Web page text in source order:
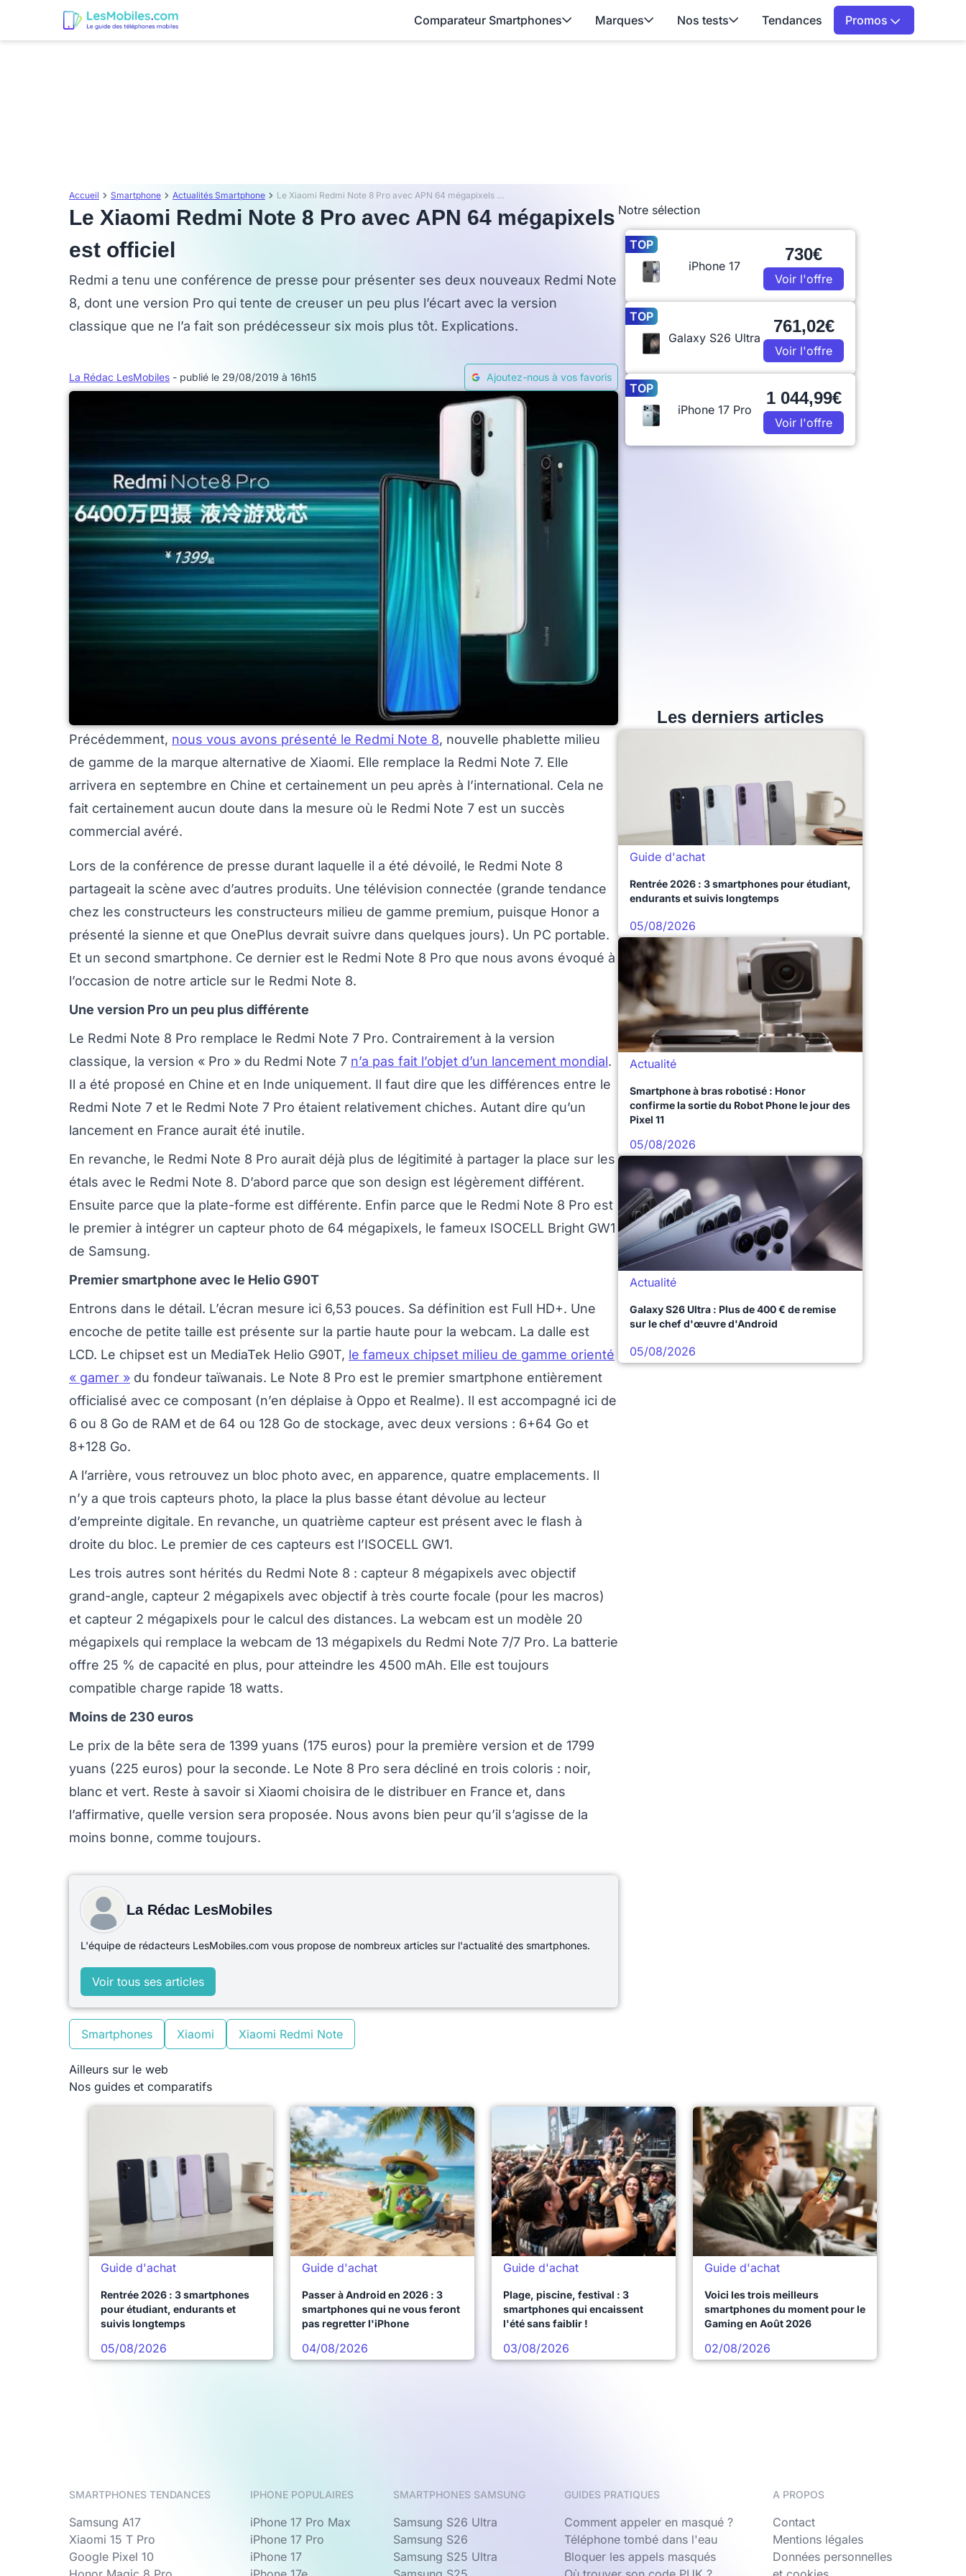
Comparateur Smartphones Marques Nos tests Tendances Promos
Accueil Smartphone Actualités Smartphone Le Xiaomi Redmi Note 8 Pro avec APN 64 mégapixels est officiel
Le Xiaomi Redmi Note 8 Pro avec APN 64 mégapixels
est officiel
Redmi a tenu une conférence de presse pour présenter ses deux nouveaux Redmi Note
8, dont une version Pro qui tente de creuser un peu plus l’écart avec la version
classique que ne l’a fait son prédécesseur six mois plus tôt. Explications.
La Rédac LesMobiles - publié le 29/08/2019 à 16h15 Ajoutez-nous à vos favoris
Précédemment, nous vous avons présenté le Redmi Note 8, nouvelle phablette milieu
de gamme de la marque alternative de Xiaomi. Elle remplace la Redmi Note 7. Elle
arrivera en septembre en Chine et certainement un peu après à l’international. Cela ne
fait certainement aucun doute dans la mesure où le Redmi Note 7 est un succès
commercial avéré.
Lors de la conférence de presse durant laquelle il a été dévoilé, le Redmi Note 8
partageait la scène avec d’autres produits. Une télévision connectée (grande tendance
chez les constructeurs les constructeurs milieu de gamme premium, puisque Honor a
présenté la sienne et que OnePlus devrait suivre dans quelques jours). Un PC portable.
Et un second smartphone. Ce dernier est le Redmi Note 8 Pro que nous avons évoqué à
l’occasion de notre article sur le Redmi Note 8.
Une version Pro un peu plus différente
Le Redmi Note 8 Pro remplace le Redmi Note 7 Pro. Contrairement à la version
classique, la version « Pro » du Redmi Note 7 n’a pas fait l’objet d’un lancement mondial.
Il a été proposé en Chine et en Inde uniquement. Il faut dire que les différences entre le
Redmi Note 7 et le Redmi Note 7 Pro étaient relativement chiches. Autant dire qu’un
lancement en France aurait été inutile.
En revanche, le Redmi Note 8 Pro aurait déjà plus de légitimité à partager la place sur les
étals avec le Redmi Note 8. D’abord parce que son design est légèrement différent.
Ensuite parce que la plate-forme est différente. Enfin parce que le Redmi Note 8 Pro est
le premier à intégrer un capteur photo de 64 mégapixels, le fameux ISOCELL Bright GW1
de Samsung.
Premier smartphone avec le Helio G90T
Entrons dans le détail. L’écran mesure ici 6,53 pouces. Sa définition est Full HD+. Une
encoche de petite taille est présente sur la partie haute pour la webcam. La dalle est
LCD. Le chipset est un MediaTek Helio G90T, le fameux chipset milieu de gamme orienté
« gamer » du fondeur taïwanais. Le Note 8 Pro est le premier smartphone entièrement
officialisé avec ce composant (n’en déplaise à Oppo et Realme). Il est accompagné ici de
6 ou 8 Go de RAM et de 64 ou 128 Go de stockage, avec deux versions : 6+64 Go et
8+128 Go.
A l’arrière, vous retrouvez un bloc photo avec, en apparence, quatre emplacements. Il
n’y a que trois capteurs photo, la place la plus basse étant dévolue au lecteur
d’empreinte digitale. En revanche, un quatrième capteur est présent avec le flash à
droite du bloc. Le premier de ces capteurs est l’ISOCELL GW1.
Les trois autres sont hérités du Redmi Note 8 : capteur 8 mégapixels avec objectif
grand-angle, capteur 2 mégapixels avec objectif à très courte focale (pour les macros)
et capteur 2 mégapixels pour le calcul des distances. La webcam est un modèle 20
mégapixels qui remplace la webcam de 13 mégapixels du Redmi Note 7/7 Pro. La batterie
offre 25 % de capacité en plus, pour atteindre les 4500 mAh. Elle est toujours
compatible charge rapide 18 watts.
Moins de 230 euros
Le prix de la bête sera de 1399 yuans (175 euros) pour la première version et de 1799
yuans (225 euros) pour la seconde. Le Note 8 Pro sera décliné en trois coloris : noir,
blanc et vert. Reste à savoir si Xiaomi choisira de le distribuer en France et, dans
l’affirmative, quelle version sera proposée. Nous avons bien peur qu’il s’agisse de la
moins bonne, comme toujours.
La Rédac LesMobiles
L'équipe de rédacteurs LesMobiles.com vous propose de nombreux articles sur l'actualité des smartphones.
Voir tous ses articles
Smartphones Xiaomi Xiaomi Redmi Note
Ailleurs sur le web
Notre sélection
TOP
iPhone 17
730€
Voir l'offre
TOP
Galaxy S26 Ultra
761,02€
Voir l'offre
TOP
iPhone 17 Pro
1 044,99€
Voir l'offre
Les derniers articles
Guide d'achat
Rentrée 2026 : 3 smartphones pour étudiant,
endurants et suivis longtemps
05/08/2026
Actualité
Smartphone à bras robotisé : Honor
confirme la sortie du Robot Phone le jour des
Pixel 11
05/08/2026
Actualité
Galaxy S26 Ultra : Plus de 400 € de remise
sur le chef d'œuvre d'Android
05/08/2026
Nos guides et comparatifs
Guide d'achat
Rentrée 2026 : 3 smartphones
pour étudiant, endurants et
suivis longtemps
05/08/2026
Guide d'achat
Passer à Android en 2026 : 3
smartphones qui ne vous feront
pas regretter l'iPhone
04/08/2026
Guide d'achat
Plage, piscine, festival : 3
smartphones qui encaissent
l'été sans faiblir !
03/08/2026
Guide d'achat
Voici les trois meilleurs
smartphones du moment pour le
Gaming en Août 2026
02/08/2026
SMARTPHONES TENDANCES
Samsung A17
Xiaomi 15 T Pro
Google Pixel 10
IPHONE POPULAIRES
iPhone 17 Pro Max
iPhone 17 Pro
iPhone 17
SMARTPHONES SAMSUNG
Samsung S26 Ultra
Samsung S26
Samsung S25 Ultra
GUIDES PRATIQUES
Comment appeler en masqué ?
Téléphone tombé dans l'eau
Bloquer les appels masqués
A PROPOS
Contact
Mentions légales
Données personnelles